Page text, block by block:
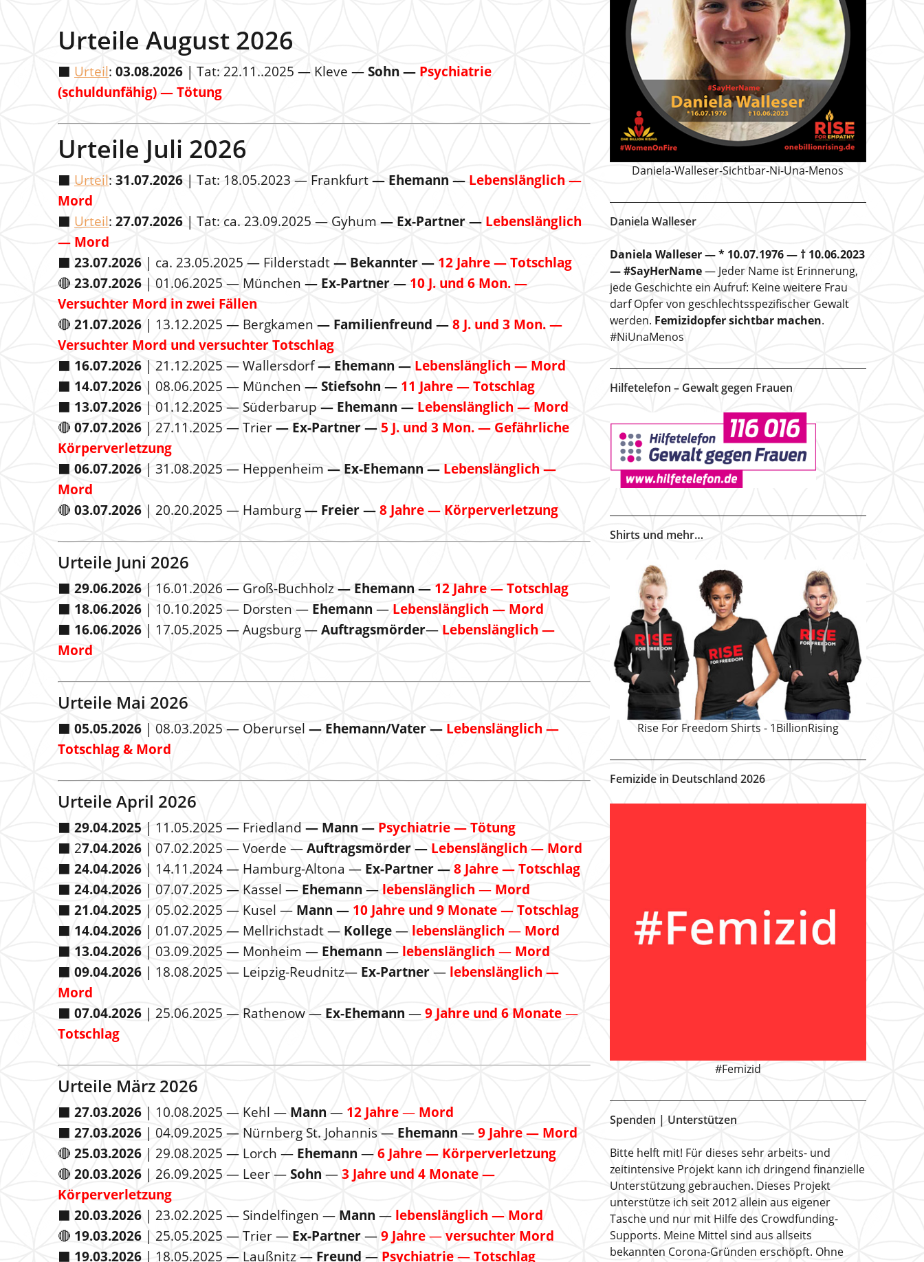
Urteile August 2026
⬛️ Urteil: 03.08.2026 | Tat: 22.11..2025 — Kleve —Sohn — Psychiatrie
(schuldunfähig) — Tötung
Urteile Juli 2026
⬛️ Urteil: 31.07.2026 | Tat: 18.05.2023 — Frankfurt— Ehemann — Lebenslänglich —
Mord
⬛️ Urteil: 27.07.2026 | Tat: ca. 23.09.2025 — Gyhum — Ex-Partner — Lebenslänglich
— Mord
⬛️ 23.07.2026 | ca. 23.05.2025 — Filderstadt— Bekannter — 12 Jahre — Totschlag
🔴 23.07.2026 | 01.06.2025 — München — Ex-Partner — 10 J. und 6 Mon. —
Versuchter Mord in zwei Fällen
🔴 21.07.2026 | 13.12.2025 — Bergkamen — Familienfreund —8 J. und 3 Mon. —
Versuchter Mord und versuchter Totschlag
⬛️ 16.07.2026 | 21.12.2025 — Wallersdorf— Ehemann — Lebenslänglich — Mord
⬛️ 14.07.2026 | 08.06.2025 — München — Stiefsohn — 11 Jahre — Totschlag
⬛️ 13.07.2026 | 01.12.2025 — Süderbarup — Ehemann — Lebenslänglich — Mord
🔴 07.07.2026 | 27.11.2025 — Trier— Ex-Partner — 5 J. und 3 Mon. — Gefährliche
Körperverletzung
⬛️ 06.07.2026 | 31.08.2025 — Heppenheim — Ex-Ehemann — Lebenslänglich —
Mord
🔴 03.07.2026 | 20.20.2025 — Hamburg— Freier —8 Jahre — Körperverletzung
Urteile Juni 2026
⬛️ 29.06.2026 | 16.01.2026 — Groß-Buchholz— Ehemann — 12 Jahre — Totschlag
⬛️ 18.06.2026 | 10.10.2025 — Dorsten — Ehemann — Lebenslänglich — Mord
⬛️ 16.06.2026 | 17.05.2025 — Augsburg —Auftragsmörder— Lebenslänglich —
Mord
Urteile Mai 2026
⬛️ 05.05.2026 | 08.03.2025 — Oberursel — Ehemann/Vater — Lebenslänglich —
Totschlag & Mord
Urteile April 2026
⬛️ 29.04.2025 | 11.05.2025 — Friedland — Mann — Psychiatrie — Tötung
⬛️ 27.04.2026 | 07.02.2025 — Voerde —Auftragsmörder — Lebenslänglich — Mord
⬛️ 24.04.2026 | 14.11.2024 — Hamburg-Altona — Ex-Partner —8 Jahre — Totschlag
⬛️ 24.04.2026 | 07.07.2025 — Kassel — Ehemann — lebenslänglich — Mord
⬛️ 21.04.2025 | 05.02.2025 — Kusel — Mann — 10 Jahre und 9 Monate — Totschlag
⬛️ 14.04.2026 | 01.07.2025 — Mellrichstadt — Kollege— lebenslänglich — Mord
⬛️ 13.04.2026 | 03.09.2025 — Monheim — Ehemann — lebenslänglich — Mord
⬛️ 09.04.2026 | 18.08.2025 — Leipzig-Reudnitz— Ex-Partner— lebenslänglich —
Mord
⬛️ 07.04.2026 | 25.06.2025 — Rathenow — Ex-Ehemann —9 Jahre und 6 Monate—
Totschlag
Urteile März 2026
⬛️ 27.03.2026 | 10.08.2025 — Kehl — Mann— 12 Jahre— Mord
⬛️ 27.03.2026 | 04.09.2025 — Nürnberg St. Johannis — Ehemann—9 Jahre — Mord
🔴 25.03.2026 | 29.08.2025 — Lorch — Ehemann —6 Jahre — Körperverletzung
🔴 20.03.2026 | 26.09.2025 — Leer —Sohn —3 Jahre und 4 Monate —
Körperverletzung
⬛️ 20.03.2026 | 23.02.2025 — Sindelfingen — Mann — lebenslänglich — Mord
🔴 19.03.2026 | 25.05.2025 — Trier — Ex-Partner—9 Jahre—versuchter Mord
⬛️ 19.03.2026 | 18.05.2025 — Laußnitz — Freund — Psychiatrie—Totschlag
Daniela-Walleser-Sichtbar-Ni-Una-Menos
Daniela Walleser
Daniela Walleser — * 10.07.1976 — † 10.06.2023
— #SayHerName— Jeder Name ist Erinnerung,
jede Geschichte ein Aufruf: Keine weitere Frau
darf Opfer von geschlechtsspezifischer Gewalt
werden. Femizidopfer sichtbar machen.
#NiUnaMenos
Hilfetelefon – Gewalt gegen Frauen
Shirts und mehr…
Rise For Freedom Shirts - 1BillionRising
Femizide in Deutschland 2026
#Femizid
Spenden | Unterstützen
Bitte helft mit! Für dieses sehr arbeits- und
zeitintensive Projekt kann ich dringend finanzielle
Unterstützung gebrauchen. Dieses Projekt
unterstütze ich seit 2012 allein aus eigener
Tasche und nur mit Hilfe des Crowdfunding-
Supports. Meine Mittel sind aus allseits
bekannten Corona-Gründen erschöpft. Ohne